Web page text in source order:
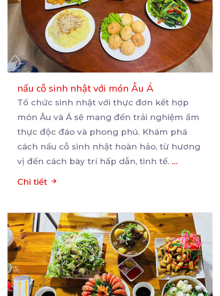
nấu cỗ sinh nhật với món Âu Á
Tổ chức sinh nhật với thực đơn kết hợp
món Âu và Á sẽ mang đến trải nghiệm ẩm
thực độc đáo và phong phú. Khám phá
cách nấu cỗ sinh nhật hoàn hảo, từ hương
vị đến cách bày trí hấp dẫn, tinh tế. ...
Chi tiết